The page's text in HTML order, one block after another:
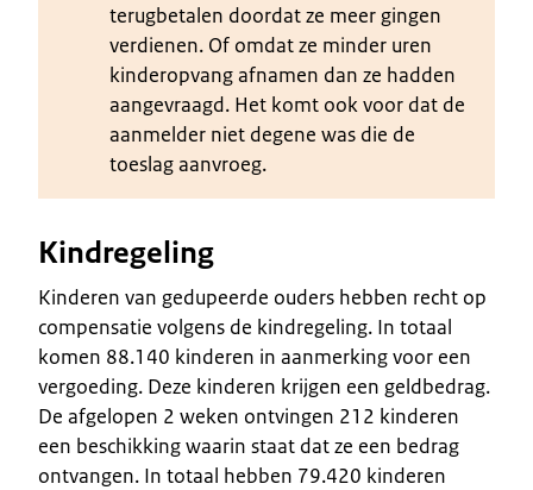
terugbetalen doordat ze meer gingen
verdienen. Of omdat ze minder uren
kinderopvang afnamen dan ze hadden
aangevraagd. Het komt ook voor dat de
aanmelder niet degene was die de
toeslag aanvroeg.
Kindregeling
Kinderen van gedupeerde ouders hebben recht op
compensatie volgens de kindregeling. In totaal
komen 88.140 kinderen in aanmerking voor een
vergoeding. Deze kinderen krijgen een geldbedrag.
De afgelopen 2 weken ontvingen 212 kinderen
een beschikking waarin staat dat ze een bedrag
ontvangen. In totaal hebben 79.420 kinderen